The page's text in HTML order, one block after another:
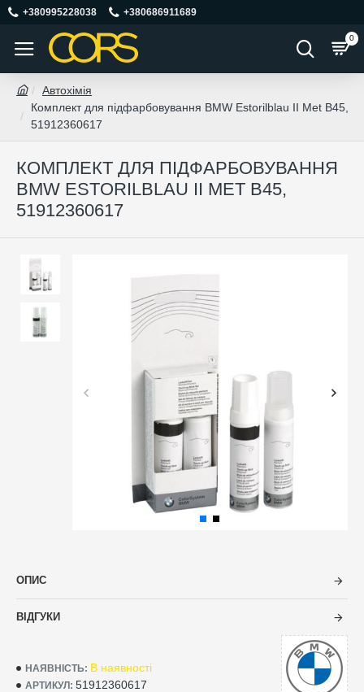
+380995228038 +380686911689
0
Автохімія
Комплект для підфарбовування BMW Estorilblau II Met B45,
51912360617
КОМПЛЕКТ ДЛЯ ПІДФАРБОВУВАННЯ
BMW ESTORILBLAU II MET B45,
51912360617
ОПИС
ВІДГУКИ
НАЯВНІСТЬ: В наявності
АРТИКУЛ: 51912360617